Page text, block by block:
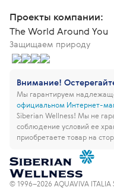
Проекты компании:
The World Around You
Защищаем природу
Внимание!
Мы гарантируем
официальном Интернет-
Siberian Wellness! Мы не
соблюдение условий ее
приобретаете товар на
© 1996–2026 AQUAVIVA